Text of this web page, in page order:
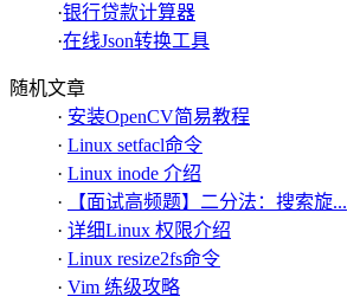
·银行贷款计算器
·在线Json转换工具
随机文章
· 安装OpenCV简易教程
· Linux setfacl命令
· Linux inode 介绍
·
【面试高频题】二分法：搜索旋...
· 详细Linux 权限介绍
· Linux resize2fs命令
· Vim 练级攻略